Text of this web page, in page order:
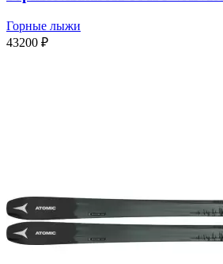
Горные лыжи
43200 ₽